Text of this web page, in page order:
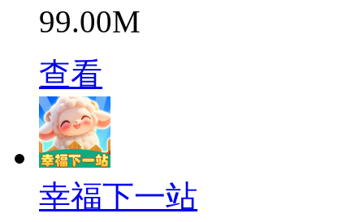
99.00M
查看
幸福下一站